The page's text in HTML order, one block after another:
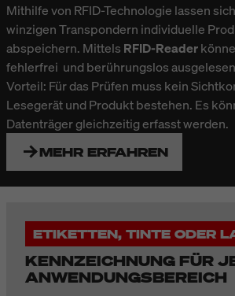
Mithilfe von RFID-Technologie lassen
winzigen Transpondern individuelle
abspeichern. Mittels RFID-Reader
fehlerfrei und berührungslos
Vorteil: Für das Prüfen muss kein
Lesegerät und Produkt bestehen. Es
Datenträger gleichzeitig erfasst werden.
MEHR ERFAHREN
ETIKETTEN, TINTE ODER
KENNZEICHNUNG FÜR
ANWENDUNGSBEREICH